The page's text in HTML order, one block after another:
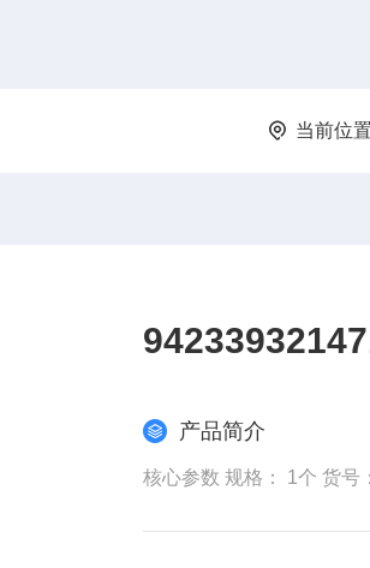
当前位置
产品简介